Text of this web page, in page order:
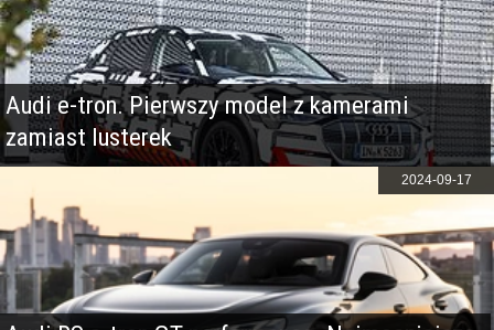
Audi e-tron. Pierwszy model z kamerami
zamiast lusterek
2024-09-17